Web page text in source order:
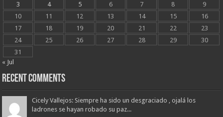
3
4 5 6 7 8
9
10
11 12 13 14 15
16
17
18 19 20 21 22
23
24
25 26 27 28 29
30
31
« Jul
Recent Comments
Cicely Vallejos: Siempre ha sido un desgraciado , ojalá los
ladrones se hayan robado su paz...